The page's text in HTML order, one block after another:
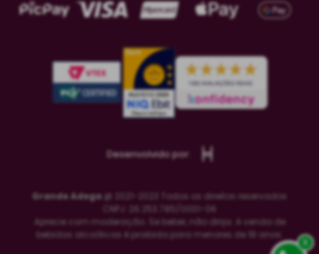
x
Desenvolvido por:
Grande Adega @ 2021-2023 Todos os direitos reservados
CNPJ: 26.253.785/0001-06
Aprecie com moderação. Se beber, não dirija. A venda de
bebidas alcoólicas é proibida para menores de 18 anos.